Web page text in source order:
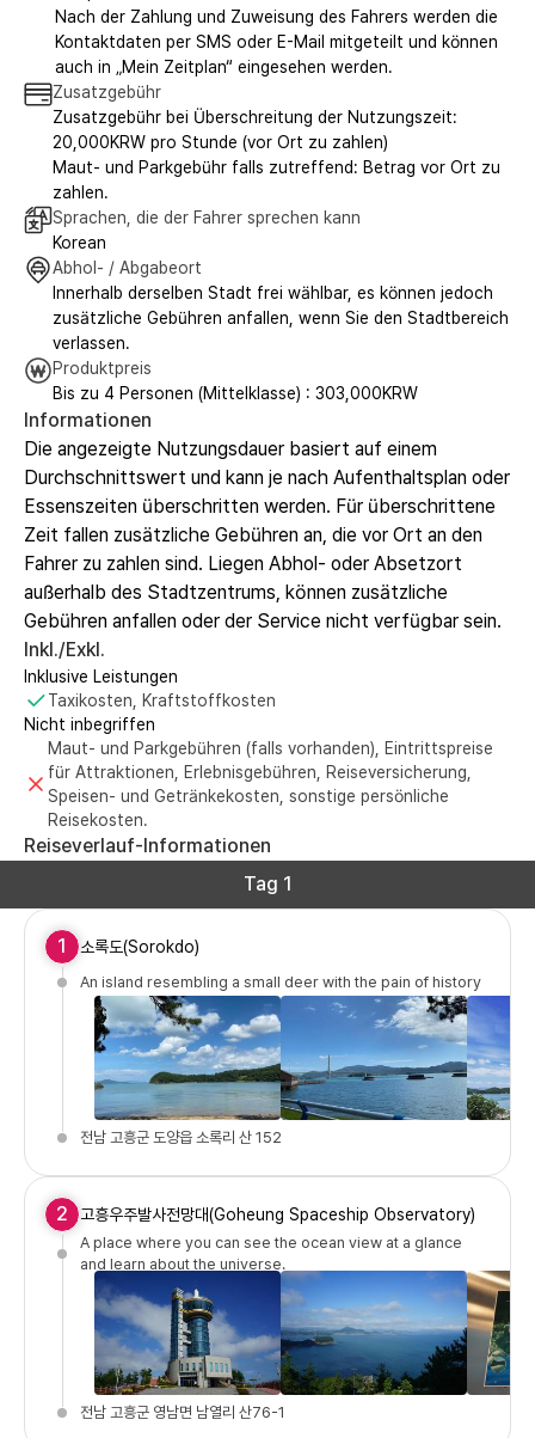
Nach der Zahlung und Zuweisung des Fahrers werden die
Kontaktdaten per SMS oder E-Mail mitgeteilt und können
auch in „Mein Zeitplan“ eingesehen werden.
Zusatzgebühr
Zusatzgebühr bei Überschreitung der Nutzungszeit:
20,000KRW pro Stunde (vor Ort zu zahlen)
Maut- und Parkgebühr falls zutreffend: Betrag vor Ort zu
zahlen.
Sprachen, die der Fahrer sprechen kann
Korean
Abhol- / Abgabeort
Innerhalb derselben Stadt frei wählbar, es können jedoch
zusätzliche Gebühren anfallen, wenn Sie den Stadtbereich
verlassen.
Produktpreis
Bis zu 4 Personen (Mittelklasse) : 303,000KRW
Informationen
Die angezeigte Nutzungsdauer basiert auf einem
Durchschnittswert und kann je nach Aufenthaltsplan oder
Essenszeiten überschritten werden. Für überschrittene
Zeit fallen zusätzliche Gebühren an, die vor Ort an den
Fahrer zu zahlen sind. Liegen Abhol- oder Absetzort
außerhalb des Stadtzentrums, können zusätzliche
Gebühren anfallen oder der Service nicht verfügbar sein.
Inkl./Exkl.
Inklusive Leistungen
Taxikosten, Kraftstoffkosten
Nicht inbegriffen
Maut- und Parkgebühren (falls vorhanden), Eintrittspreise
für Attraktionen, Erlebnisgebühren, Reiseversicherung,
Speisen- und Getränkekosten, sonstige persönliche
Reisekosten.
Reiseverlauf-Informationen
Tag 1
1 소록도(Sorokdo)
An island resembling a small deer with the pain of history
전남 고흥군 도양읍 소록리 산 152
2 고흥우주발사전망대(Goheung Spaceship Observatory)
A place where you can see the ocean view at a glance
and learn about the universe.
전남 고흥군 영남면 남열리 산76-1